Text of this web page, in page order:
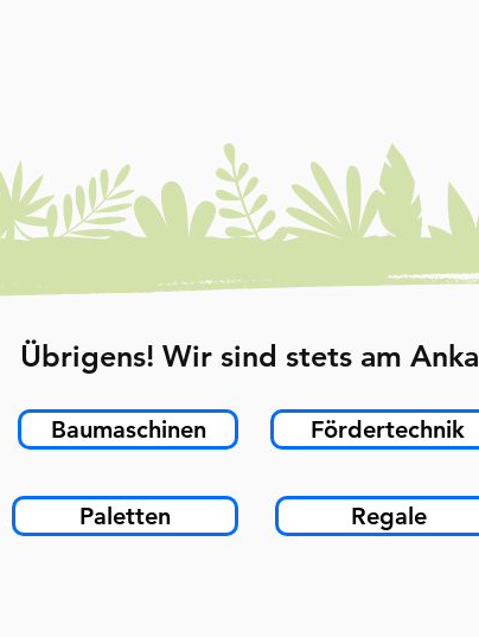
Übrigens! Wir sind stets am
Baumaschinen
Paletten
Fördertechnik
Regale